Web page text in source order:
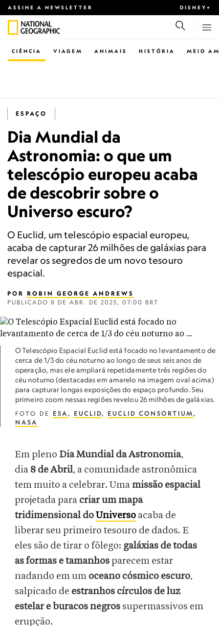
ASSINE A NEWSLETTER DISNEY+
CIÊNCIA VIAGEM ANIMAIS HISTÓRIA MEIO
ESPAÇO
Dia Mundial da
Astronomia: o que um
telescópio europeu acaba
de descobrir sobre o
Universo escuro?
O Euclid, um telescópio espacial europeu,
acaba de capturar 26 milhões de galáxias para
revelar os segredos de um novo tesouro
espacial.
POR ROBIN GEORGE ANDREWS
PUBLICADO 8 DE ABR. DE 2025, 07:00 BRT
O Telescópio Espacial Euclid está focado no levantamento de
cerca de 1/3 do céu noturno ao longo de seus seis anos de
operação, mas ele ampliará repetidamente três regiões do
céu noturno (destacadas em amarelo na imagem oval acima)
para capturar longas exposições do espaço profundo. Seu
primeiro zoom nessas regiões revelou 26 milhões de galáxias.
FOTO DE ESA , EUCLID, EUCLID CONSORTIUM ,
NASA
Em pleno Dia Mundial da Astronomia,
dia 8 de Abril, a comunidade astronômica
tem muito a celebrar. Uma missão espacial
projetada para criar um mapa
tridimensional doUniverso acaba de
liberar seu primeiro tesouro de dados. E
eles são de tirar o fôlego: galáxias de todas
as formas e tamanhos parecem estar
nadando em um oceano cósmico escuro,
salpicado de estranhos círculos de luz
estelar e buracos negros supermassivos em
erupção.